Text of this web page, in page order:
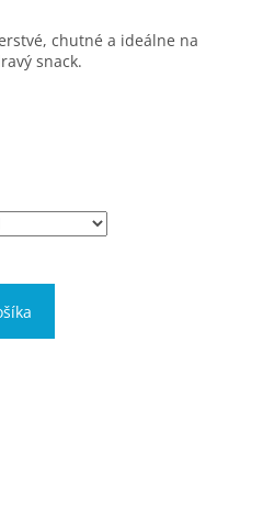
chutné a ideálne na
snack.